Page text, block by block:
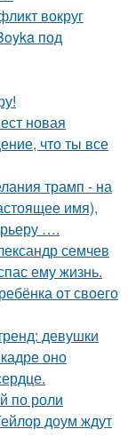
вокруг
под
новая
что ты все
трамп - на
имя),
….
семчев
ему жизнь.
от своего
девушки
оно
по роли
доум ждут